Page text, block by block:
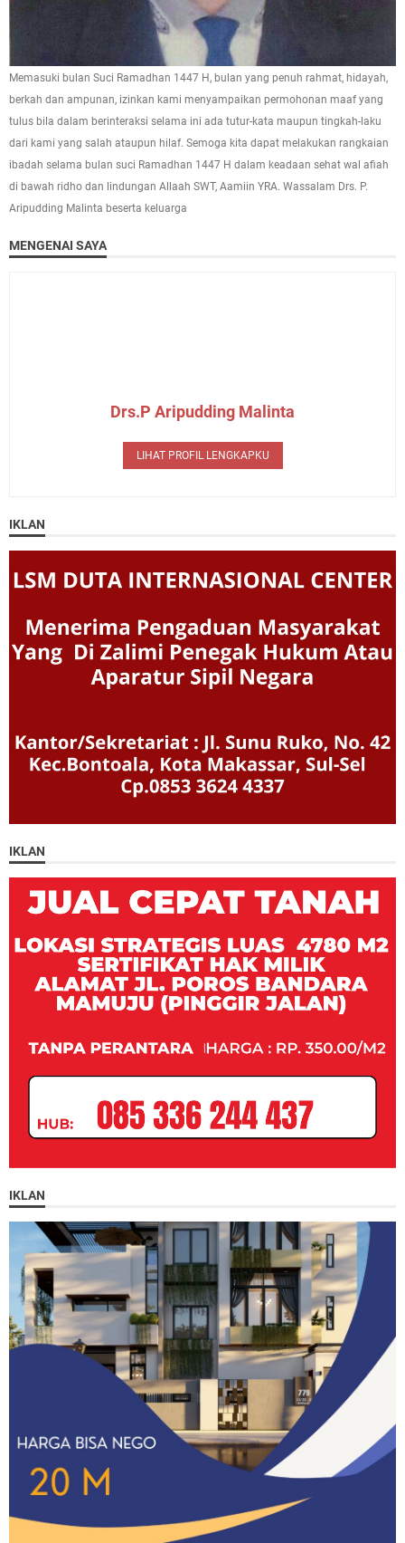
Memasuki bulan Suci Ramadhan 1447 H, bulan yang penuh rahmat, hidayah,
berkah dan ampunan, izinkan kami menyampaikan permohonan maaf yang
tulus bila dalam berinteraksi selama ini ada tutur-kata maupun tingkah-laku
dari kami yang salah ataupun hilaf. Semoga kita dapat melakukan rangkaian
ibadah selama bulan suci Ramadhan 1447 H dalam keadaan sehat wal afiah
di bawah ridho dan lindungan Allaah SWT, Aamiin YRA. Wassalam Drs. P.
Aripudding Malinta beserta keluarga
MENGENAI SAYA
Drs.P Aripudding Malinta
LIHAT PROFIL LENGKAPKU
IKLAN
IKLAN
IKLAN